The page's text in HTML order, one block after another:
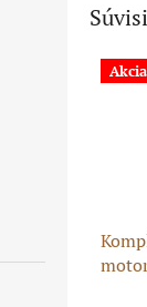
Akcia